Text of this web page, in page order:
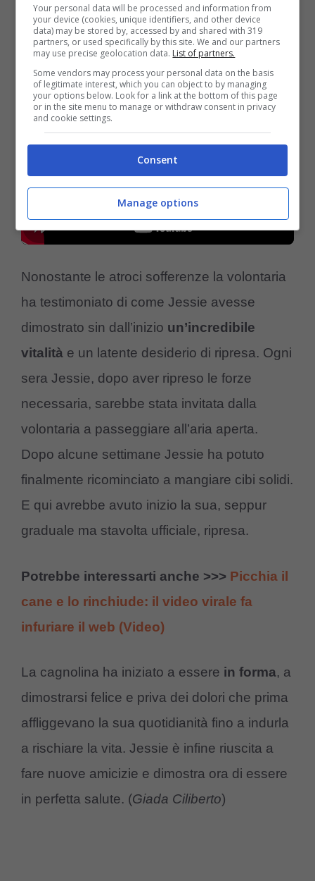
post-operatori. La cagnolina ha dovuto
cibarsi conalimenti liquidiper un lungo
periodo.
Nonostante le atroci sofferenze la volontaria
ha testimoniato di come Jessie avesse
dimostrato sin dall’inizio un’incredibile
vitalità e un latente desiderio di ripresa. Ogni
sera Jessie, dopo aver ripreso le forze
necessaria, sarebbe stata invitata dalla
volontaria a passeggiare all’aria aperta.
Dopo alcune settimane Jessie ha potuto
finalmente ricominciato a mangiare cibi solidi.
E qui avrebbe avuto inizio la sua, seppur
graduale ma stavolta ufficiale, ripresa.
Potrebbe interessarti anche >>> Picchia il
cane e lo rinchiude: il video virale fa
infuriare il web (Video)
La cagnolina ha iniziato a essere in forma, a
dimostrarsi felice e priva dei dolori che prima
affliggevano la sua quotidianità fino a indurla
a rischiare la vita. Jessie è infine riuscita a
fare nuove amicizie e dimostra ora di essere
in perfetta salute. (Giada Ciliberto)
Your personal data will be processed and information from
your device (cookies, unique identifiers, and other device
data) may be stored by, accessed by and shared with 319
partners, or used specifically by this site. We and our partners
may use precise geolocation data. List of partners.
Some vendors may process your personal data on the basis
of legitimate interest, which you can object to by managing
your options below. Look for a link at the bottom of this page
or in the site menu to manage or withdraw consent in privacy
and cookie settings.
Consent
Manage options